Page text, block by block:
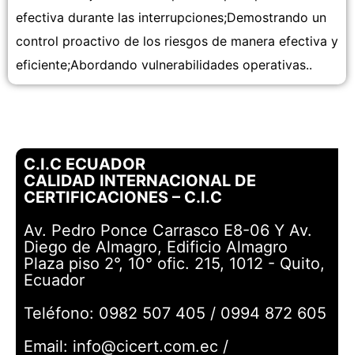
efectiva durante las interrupciones;Demostrando un
control proactivo de los riesgos de manera efectiva y
eficiente;Abordando vulnerabilidades operativas..
C.I.C ECUADOR
CALIDAD INTERNACIONAL DE
CERTIFICACIONES – C.I.C
Av. Pedro Ponce Carrasco E8-06 Y Av.
Diego de Almagro, Edificio Almagro
Plaza piso 2°, 10° ofic. 215, 1012 - Quito,
Ecuador
Teléfono: 0982 507 405 / 0994 872 605
Email: info@cicert.com.ec /